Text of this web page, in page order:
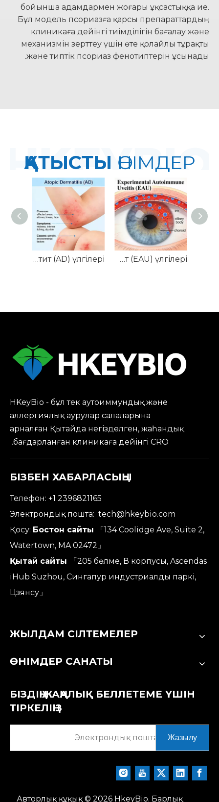
бойынша адамдармен жоғары ұқсастыққа ие.
Бұл модель псориазға қарсы препараттардың
клиникаға дейінгі тиімділігін бағалау және
механизмін зерттеу үшін өте қолайлы тұрақты
және типтік псориаз фенотиптерін ұсынады.
ҚАТЫСТЫ ӨНІМДЕР
NHP атопиялық дерматит (AD) үлгілері Тінтуірдің эксперименталды аутоиммунды увеит (EAU) үлгілері
HKeyBio - бұл тек аутоиммундық және
аллергиялық аурулар салаларына
арналған Қытайда негізделген, жаһандық
бағдарланған клиникаға дейінгі CRO.
БІЗБЕН ХАБАРЛАСЫҢЫ
Телефон: +1 2396821165
Электрондық пошта: tech@hkeybio.com
Қосу: Бостон сайты
「134 Coolidge Ave, Suite 2,
Watertown, MA 02472」
Қытай сайты
「205 бөлме, В корпусы, Ascendas
iHub Suzhou, Сингапур индустриалды паркі,
Цзянсу」
ЖЫЛДАМ СІЛТЕМЕЛЕР
ӨНІМДЕР САНАТЫ
БІЗДІҢ ЖАҢАЛЫҚ БЕЛЛЕТЕМЕ ҮШІН
ТІРКЕЛІҢІЗ
Жазылу
Авторлық құқық © 2026 HkeyBio. Барлық